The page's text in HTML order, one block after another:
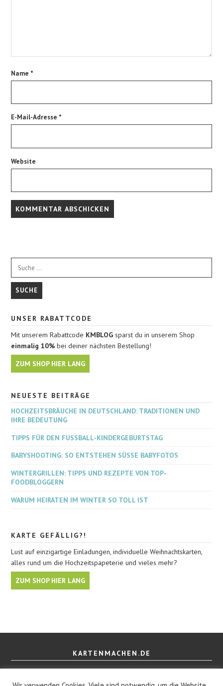
Name *
E-Mail-Adresse *
Website
UNSER RABATTCODE
Mit unserem Rabattcode KMBLOG sparst du in unserem Shop
einmalig 10% bei deiner nächsten Bestellung!
ZUM SHOP HIER LANG
NEUESTE BEITRÄGE
HOCHZEITSBRÄUCHE IN DEUTSCHLAND: TRADITIONEN UND
IHRE BEDEUTUNG
TIPPS FÜR DEN FUSSBALL-KINDERGEBURTSTAG
BABYSHOOTING: SO ENTSTEHEN SÜSSE BABYFOTOS
WINTERGRILLEN: TIPPS UND REZEPTE VON TOP-
FOODBLOGGERN
WARUM HEIRATEN IM WINTER SO TOLL IST
KARTE GEFÄLLIG?!
Lust auf einzigartige Einladungen, individuelle Weihnachtskarten,
alles rund um die Hochzeitspapeterie und vieles mehr?
ZUM SHOP HIER LANG
KARTENMACHEN.DE
Impressum